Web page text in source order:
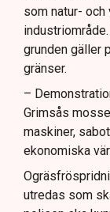
som natur- och
grunden gäller
gränser.
–
Grimsås
maskiner,
ekonomiska
utredas som